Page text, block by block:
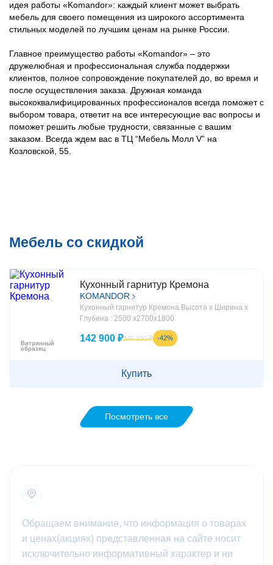
идея работы «Komandor»: каждый клиент может выбрать
мебель для своего помещения из широкого ассортимента
стильных моделей по лучшим ценам на рынке России.
Главное преимущество работы «Komandor» – это
дружелюбная и профессиональная служба поддержки
клиентов, полное сопровождение покупателей до, во время и
после осуществления заказа. Дружная команда
высококвалифицированных профессионалов всегда поможет с
выбором товара, ответит на все интересующие вас вопросы и
поможет решить любые трудности, связанные с вашим
заказом. Всегда ждем вас в ТЦ “Мебель Молл V” на
Козловской, 55.
Мебель со скидкой
Витринный
образец
Кухонный гарнитур Кремона
KOMANDOR
Кухонный гарнитур Кремона Высота х Ширина х
Глубина : 2500 х2700х1800
142 900 ₽245 100 ₽ -42%
Купить
Посмотреть все
Обращаем внимание, что информация о товарах
и ценах(акциях) представленная на сайте носит
исключительно информативный характер и ни